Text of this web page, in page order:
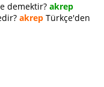
demektir? akrep
akrep Türkçe'den